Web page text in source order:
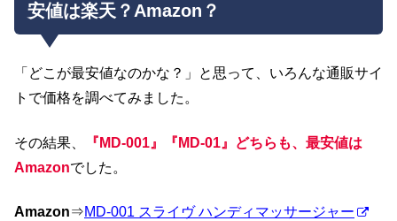
安値は楽天？Amazon？
「どこが最安値なのかな？」と思って、いろんな通販サイ
トで価格を調べてみました。
その結果、
『MD-001』『MD-01』どちらも、最安値は
Amazonでした。
Amazon⇒MD-001 スライヴ ハンディマッサージャー